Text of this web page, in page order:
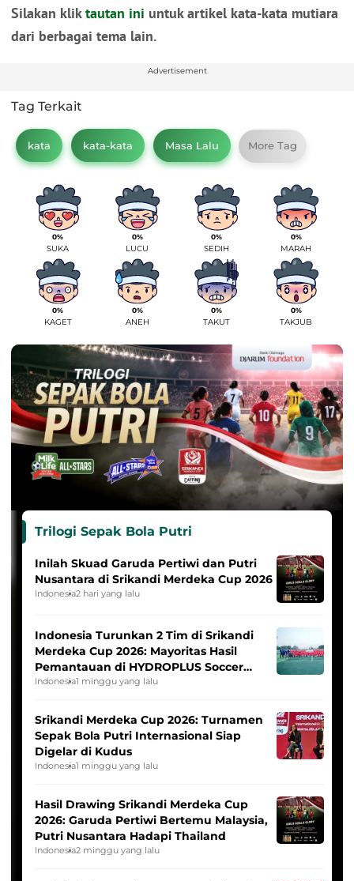
Silakan kliktautan ini untuk artikel kata-kata mutiara
dari berbagai tema lain.
Advertisement
Tag Terkait
kata kata-kata Masa Lalu More Tag
0%
SUKA
0%
LUCU
0%
SEDIH
0%
MARAH
0%
KAGET
0%
ANEH
0%
TAKUT
0%
TAKJUB
Trilogi Sepak Bola Putri
Inilah Skuad Garuda Pertiwi dan Putri
Nusantara di Srikandi Merdeka Cup 2026
Indonesia2 hari yang lalu
Indonesia Turunkan 2 Tim di Srikandi
Merdeka Cup 2026: Mayoritas Hasil
Pemantauan di HYDROPLUS Soccer
League
Indonesia1 minggu yang lalu
Srikandi Merdeka Cup 2026: Turnamen
Sepak Bola Putri Internasional Siap
Digelar di Kudus
Indonesia1 minggu yang lalu
Hasil Drawing Srikandi Merdeka Cup
2026: Garuda Pertiwi Bertemu Malaysia,
Putri Nusantara Hadapi Thailand
Indonesia2 minggu yang lalu